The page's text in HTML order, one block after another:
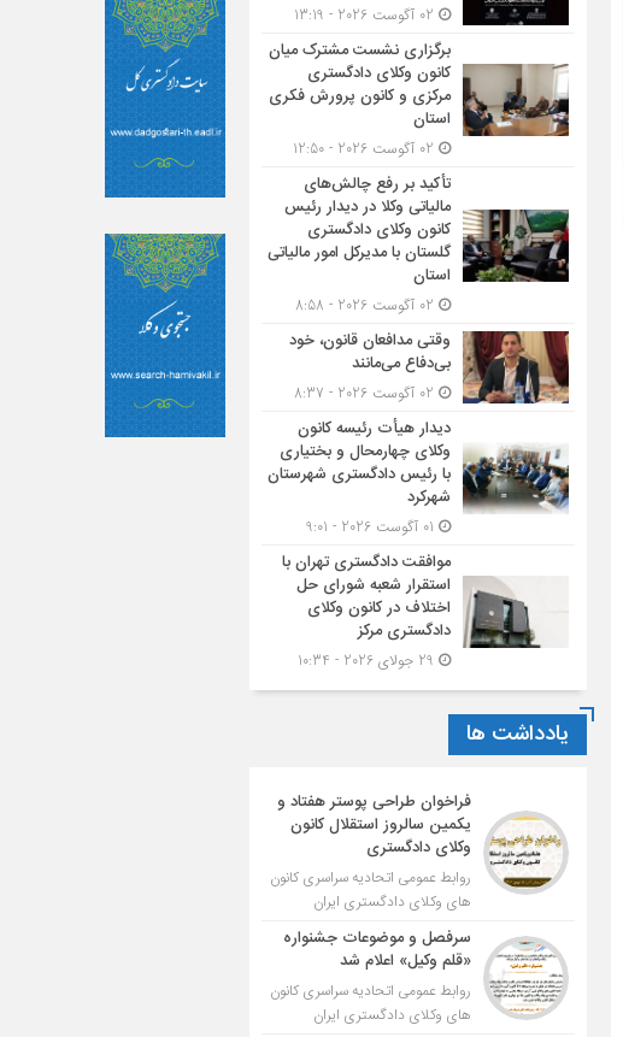
برگزاری نشست مشترک میان
کانون وکلای دادگستری
مرکزی و کانون پرورش فکری
استان
تأکید بر رفع چالش‌های
مالیاتی وکلا در دیدار رئیس
کانون وکلای دادگستری
گلستان با مدیرکل امور مالیاتی
استان
وقتی مدافعان قانون، خود
بی‌دفاع می‌مانند
دیدار هیأت رئیسه کانون
وکلای چهارمحال و بختیاری
با رئیس دادگستری شهرستان
شهرکرد
موافقت دادگستری تهران با
استقرار شعبه شورای حل
اختلاف در کانون وکلای
دادگستری مرکز
یادداشت ها
فراخوان طراحی پوستر هفتاد و
یکمین سالروز استقلال کانون
وکلای دادگستری
روابط عمومی اتحادیه سراسری کانون
های وکلای دادگستری ایران
سرفصل و موضوعات جشنواره
«قلم وکیل» اعلام شد
روابط عمومی اتحادیه سراسری کانون
های وکلای دادگستری ایران